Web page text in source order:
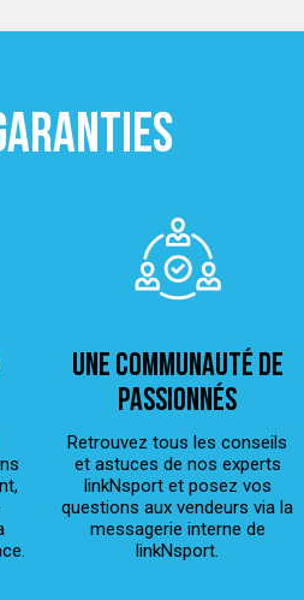
Une Communauté de
passionnés
Retrouvez tous les conseils
et astuces de nos experts
linkNsport et posez vos
questions aux vendeurs via la
messagerie interne de
linkNsport.